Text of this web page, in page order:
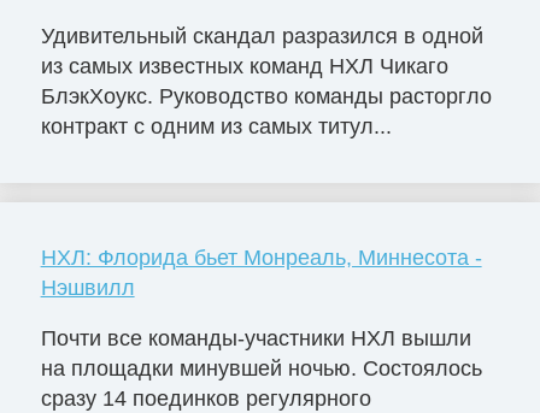
Удивительный скандал разразился в одной
из самых известных команд НХЛ Чикаго
БлэкХоукс. Руководство команды расторгло
контракт с одним из самых титул...
НХЛ: Флорида бьет Монреаль, Миннесота -
Нэшвилл
Почти все команды-участники НХЛ вышли
на площадки минувшей ночью. Состоялось
сразу 14 поединков регулярного